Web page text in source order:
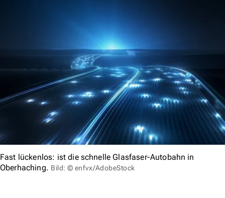
Fast lückenlos: ist die schnelle Glasfaser-Autobahn in
Oberhaching. Bild: © enfvx/AdobeStock